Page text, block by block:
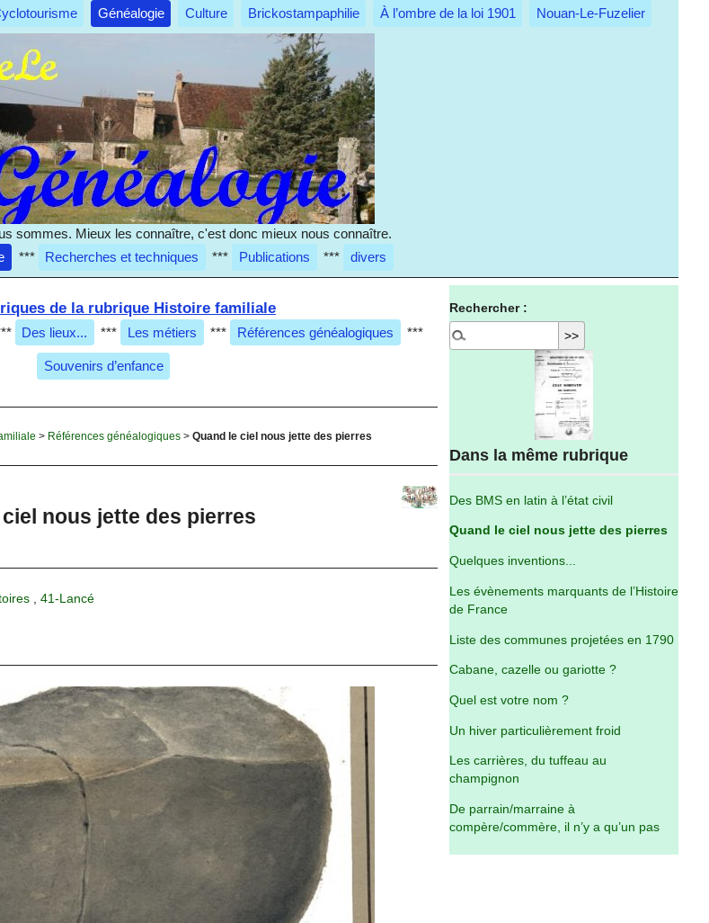
Généalogie Culture Brickostampaphilie À l’ombre de la loi 1901 Nouan-Le-Fuzelier
sommes. Mieux les connaître, c'est donc mieux nous connaître.
*** Recherches et techniques *** Publications *** divers
de la rubrique Histoire familiale
Des lieux... *** Les métiers *** Références généalogiques ***
Souvenirs d’enfance
> Références généalogiques >Quand le ciel nous jette des pierres
nous jette des pierres
, 41-Lancé
Rechercher :
Dans la même rubrique
Des BMS en latin à l’état civil
Quand le ciel nous jette des pierres
Quelques inventions...
Les évènements marquants de l’Histoire
de France
Liste des communes projetées en 1790
Cabane, cazelle ou gariotte ?
Quel est votre nom ?
Un hiver particulièrement froid
Les carrières, du tuffeau au
champignon
De parrain/marraine à
compère/commère, il n’y a qu’un pas